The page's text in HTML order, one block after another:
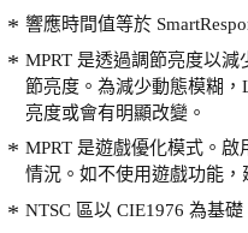
響應時間值等於
MPRT 是透過調節亮度以減
節亮度。為減少動態模糊，
亮度或會有明顯改變。
MPRT 是遊戲優化模式。
情況。如不使用遊戲功能，
NTSC 區以 CIE1976 為基礎